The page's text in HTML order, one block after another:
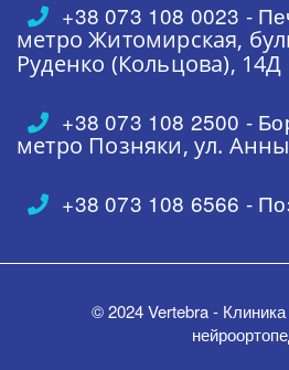
+38 073 108 0023 -
метро Житомирская,
Руденко (Кольцова), 14Д
+38 073 108 2500 -
метро Позняки, ул.
+38 073 108 6566 -
© 2024 Vertebra -